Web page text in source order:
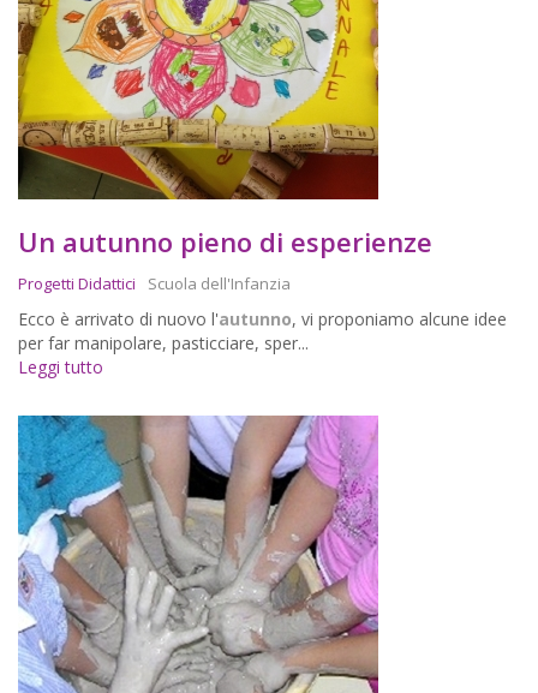
Un autunno pieno di esperienze
Progetti Didattici Scuola dell'Infanzia
Ecco è arrivato di nuovo l'autunno, vi proponiamo alcune idee
per far manipolare, pasticciare, sper...
Leggi tutto